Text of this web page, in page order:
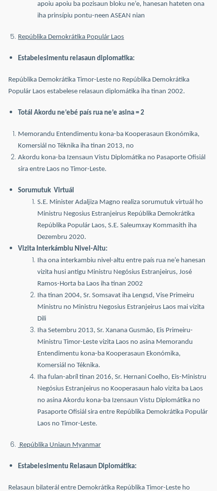
apoiu apoiu ba pozisaun bloku ne’e, hanesan hateten ona
iha prinsípiu pontu-neen ASEAN nian
Repúblika Demokrátika Populár Laos
Estabelesimentu relasaun diplomatika:
Repúblika Demokrátika Timor-Leste no Repúblika Demokrátika
Populár Laos estabelese relasaun diplomátika iha tinan 2002.
Totál Akordu ne’ebé país rua ne’e asina = 2
Memorandu Entendimentu kona-ba Kooperasaun Ekonómika,
Komersiál no Téknika iha tinan 2013, no
Akordu kona-ba Izensaun Vistu Diplomátika no Pasaporte Ofisiál
sira entre Laos no Timor-Leste.
Sorumutuk Virtuál
S.E. Minister Adaljiza Magno realiza sorumutuk virtuál ho
Ministru Negosius Estranjeirus Repúblika Demokrátika
Repúblika Populár Laos, S.E. Saleumxay Kommasith iha
Dezembru 2020.
Vizita Interkámbiu Nivel-Altu:
Iha ona interkambiu nivel-altu entre país rua ne’e hanesan
vizita husi antigu Ministru Negósius Estranjeirus, José
Ramos-Horta ba Laos iha tinan 2002
Iha tinan 2004, Sr. Somsavat iha Lengsd, Vise Primeiru
Ministru no Ministru Negosius Estranjeirus Laos mai vizita
Dili
Iha Setembru 2013, Sr. Xanana Gusmão, Eis Primeiru-
Ministru Timor-Leste vizita Laos no asina Memorandu
Entendimentu kona-ba Kooperasaun Ekonómika,
Komersiál no Téknika.
Iha fulan-abríl tinan 2016, Sr. Hernani Coelho, Eis-Ministru
Negósius Estranjeirus no Kooperasaun halo vizita ba Laos
no asina Akordu kona-ba Izensaun Vistu Diplomátika no
Pasaporte Ofisiál sira entre Repúblika Demokrátika Populár
Laos no Timor-Leste.
Repúblika Uniaun Myanmar
Estabelesimentu Relasaun Diplomátika:
Relasaun bilaterál entre Demokrátika Repúblika Timor-Leste ho